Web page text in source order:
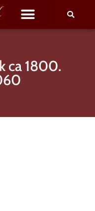
ca 1800.